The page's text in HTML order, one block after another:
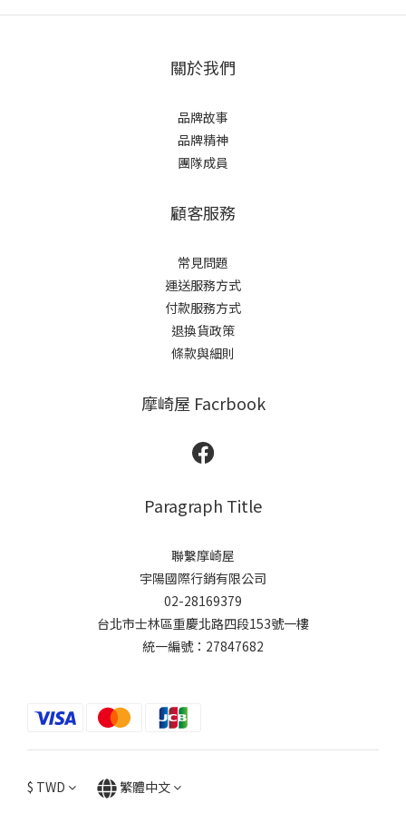
關於我們
品牌故事
品牌精神
團隊成員
顧客服務
常見問題
運送服務方式
付款服務方式
退換貨政策
條款與細則
摩崎屋 Facrbook
Paragraph Title
聯繫摩崎屋
宇陽國際行銷有限公司
02-28169379
台北市士林區重慶北路四段153號一樓
統一編號：27847682
$ TWD 繁體中文